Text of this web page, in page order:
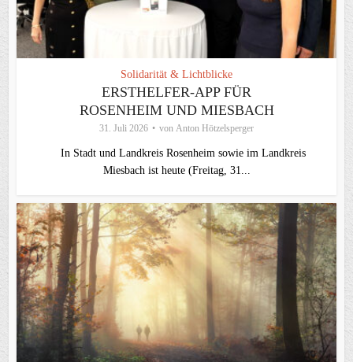
Solidarität & Lichtblicke
ERSTHELFER-APP FÜR
ROSENHEIM UND MIESBACH
31. Juli 2026 von Anton Hötzelsperger
In Stadt und Landkreis Rosenheim sowie im Landkreis
Miesbach ist heute (Freitag, 31...